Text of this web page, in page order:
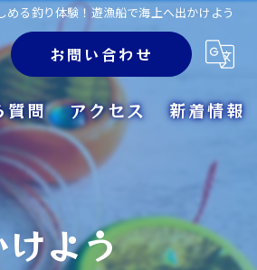
める釣り体験！遊漁船で海上へ出かけよう
お問い合わせ
質問 アクセス 新着情報
よう